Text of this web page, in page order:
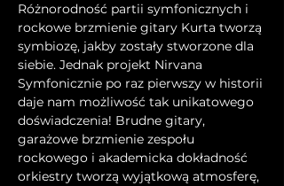
Różnorodność partii symfonicznych i
rockowe brzmienie gitary Kurta tworzą
symbiozę, jakby zostały stworzone dla
siebie. Jednak projekt Nirvana
Symfonicznie po raz pierwszy w historii
daje nam możliwość tak unikatowego
doświadczenia! Brudne gitary,
garażowe brzmienie zespołu
rockowego i akademicka dokładność
orkiestry tworzą wyjątkową atmosferę,